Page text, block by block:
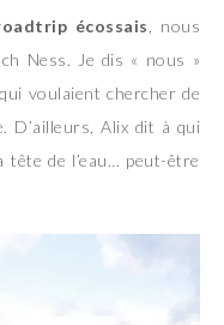
écossais
, nous
Ness. Je dis « nous »
voulaient chercher de
D’ailleurs, Alix dit à qui
tête de l’eau… peut-être